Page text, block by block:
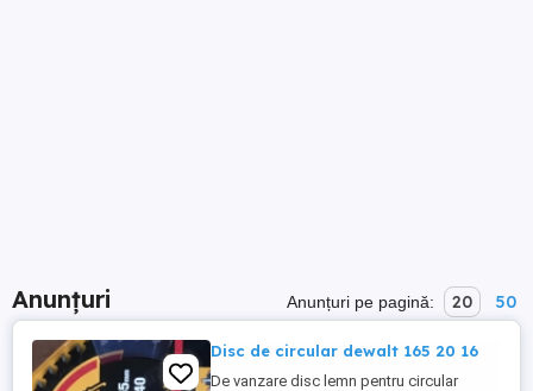
Anunțuri Anunțuri pe pagină: 20 50
Disc de circular dewalt 165 20 16
De vanzare disc lemn pentru circular